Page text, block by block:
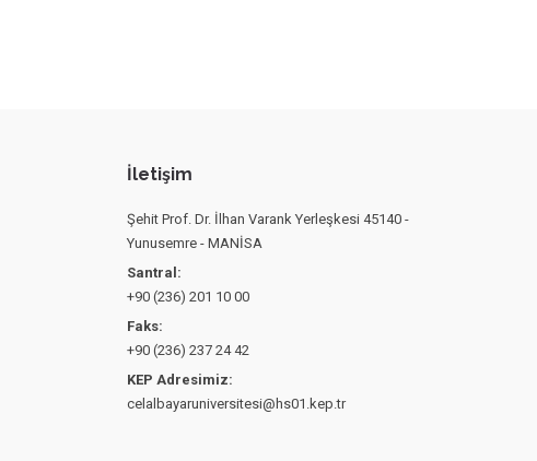
İletişim
Şehit Prof. Dr. İlhan Varank Yerleşkesi 45140 -
Yunusemre - MANİSA
Santral:
+90 (236) 201 10 00
Faks:
+90 (236) 237 24 42
KEP Adresimiz:
celalbayaruniversitesi@hs01.kep.tr